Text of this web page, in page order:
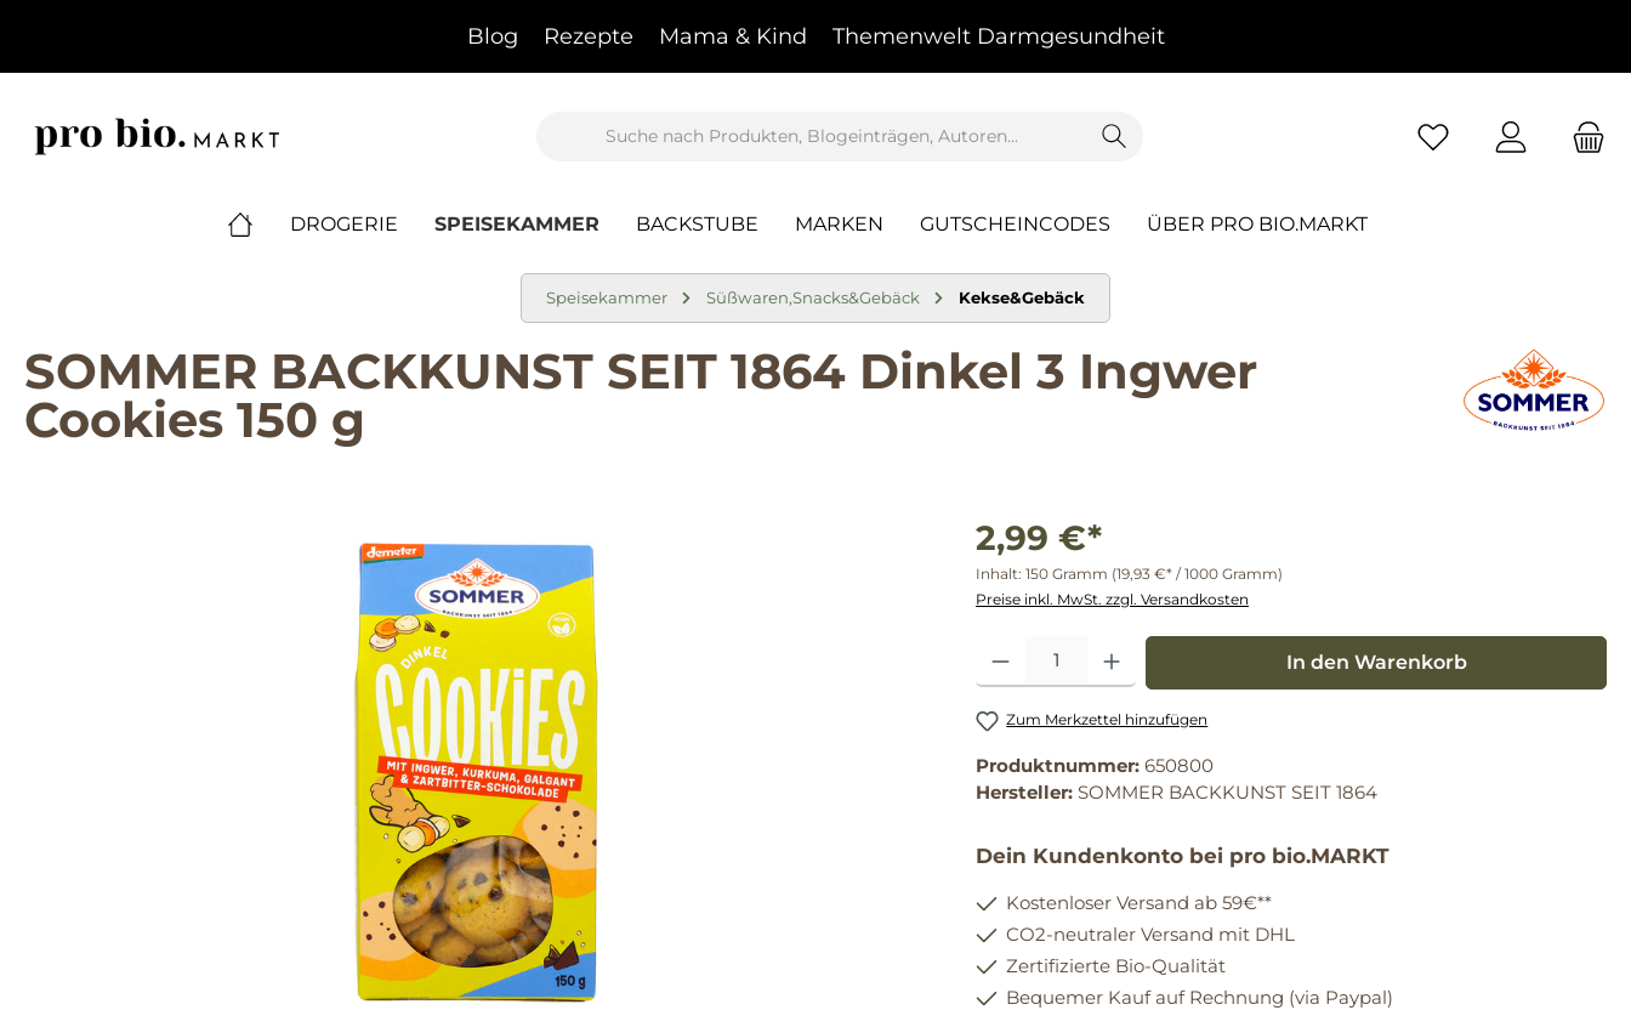
Blog Rezepte Mama & Kind Themenwelt Darmgesundheit
DROGERIE SPEISEKAMMER BACKSTUBE MARKEN GUTSCHEINCODES ÜBER PRO BIO.MARKT
Speisekammer Süßwaren,Snacks&Gebäck Kekse&Gebäck
SOMMER BACKKUNST SEIT 1864 Dinkel 3 Ingwer
Cookies 150 g
2,99 €*
Inhalt: 150 Gramm (19,93 €* / 1000 Gramm)
Preise inkl. MwSt. zzgl. Versandkosten
Produkt Anzahl: Gib den gewünschten Wert ein oder benutze die Schaltflächen um die
In den Warenkorb
Zum Merkzettel hinzufügen
Produktnummer: 650800
Hersteller: SOMMER BACKKUNST SEIT 1864
Dein Kundenkonto bei pro bio.MARKT
Kostenloser Versand ab 59€**
CO2-neutraler Versand mit DHL
Zertifizierte Bio-Qualität
Bequemer Kauf auf Rechnung (via Paypal)